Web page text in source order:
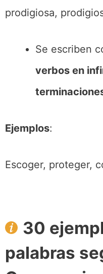
prodigiosa,
Se escriben
verbos en
Ejemplos:
Escoger, proteger,
30
palabras